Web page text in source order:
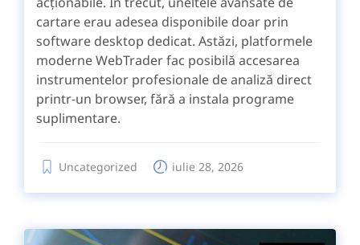
cartare erau adesea disponibile doar prin
software desktop dedicat. Astăzi, platformele
moderne WebTrader fac posibilă accesarea
instrumentelor profesionale de analiză direct
printr-un browser, fără a instala programe
suplimentare.
Uncategorized iulie 28, 2026